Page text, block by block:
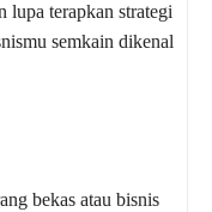
lupa terapkan strategi
semkain dikenal
bekas atau bisnis